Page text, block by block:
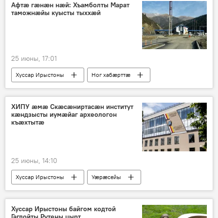
Афтæ гæнæн нæй: Хъамболты Марат
таможнæйы куысты тыххæй
25 июны, 17:01
Хуссар Ирыстоны
Ног хабӕрттӕ
Таможнæ
Цӕгат Ирыстон
ХИПУ æмæ Скæсæниртасæн институт
кæндзысты иумæйаг археологон
къæхтытæ
25 июны, 14:10
Хуссар Ирыстоны
Уӕрӕсейы
Ног хабӕрттӕ
ХИПУ
Хуссар Ирыстоны байгом кодтой